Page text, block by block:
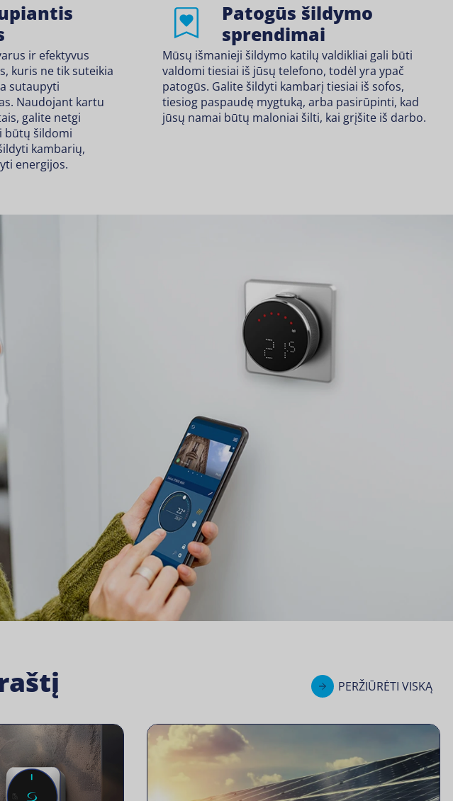
ir efektyvus
kuris ne tik suteikia
sutaupyti
Naudojant kartu
galite netgi
būtų šildomi
kambarių,
energijos.
Patogūs šildymo
sprendimai
Mūsų išmanieji šildymo katilų valdikliai gali būti
valdomi tiesiai iš jūsų telefono, todėl yra ypač
patogūs. Galite šildyti kambarį tiesiai iš sofos,
tiesiog paspaudę mygtuką, arba pasirūpinti, kad
jūsų namai būtų maloniai šilti, kai grįšite iš darbo.
PERŽIŪRĖTI VISKĄ